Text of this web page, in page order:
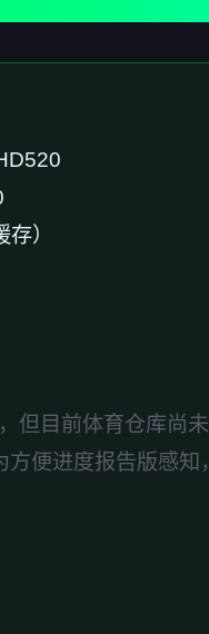
）
但目前体育仓库尚
便进度报告版感